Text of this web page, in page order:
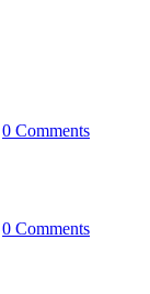
0 Comments
0 Comments